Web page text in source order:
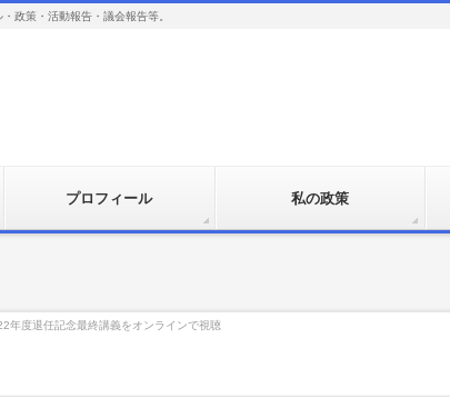
政策・活動報告・議会報告等。
プロフィール 私の政策
年度退任記念最終講義をオンラインで視聴